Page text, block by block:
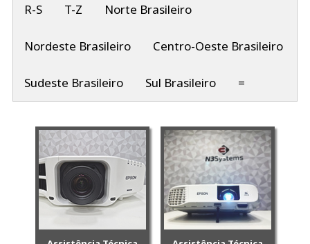
R-S T-Z Norte Brasileiro
Nordeste Brasileiro Centro-Oeste Brasileiro
Sudeste Brasileiro Sul Brasileiro =